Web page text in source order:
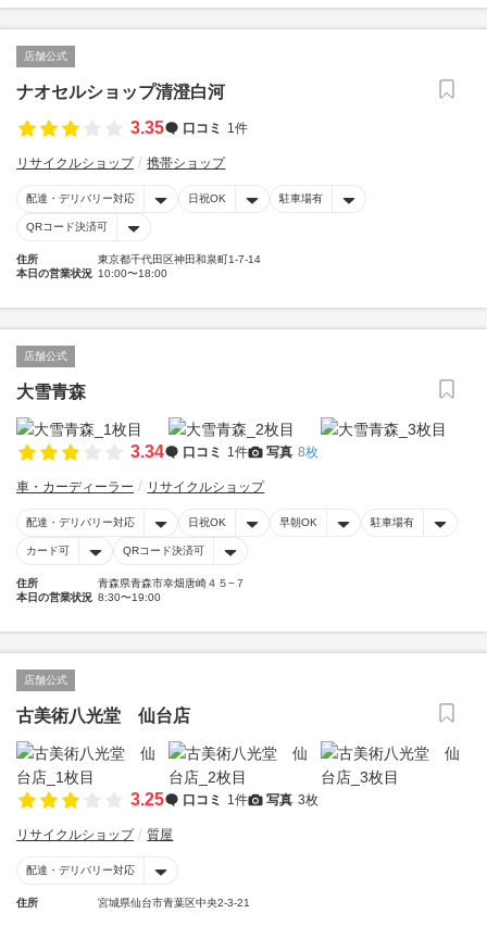
店舗公式
ナオセルショップ清澄白河
3.35
口コミ 1件
リサイクルショップ 携帯ショップ
配達・デリバリー対応 日祝OK 駐車場有
QRコード決済可
住所
東京都千代田区神田和泉町1-7-14
本日の営業状況 10:00〜18:00
店舗公式
大雪青森
3.34 口コミ 1件 写真 8枚
車・カーディーラー リサイクルショップ
配達・デリバリー対応 日祝OK 早朝OK 駐車場有
カード可 QRコード決済可
住所
青森県青森市幸畑唐崎４５−７
本日の営業状況 8:30〜19:00
店舗公式
古美術八光堂 仙台店
3.25 口コミ 1件 写真 3枚
リサイクルショップ 質屋
配達・デリバリー対応
住所 宮城県仙台市青葉区中央2-3-21